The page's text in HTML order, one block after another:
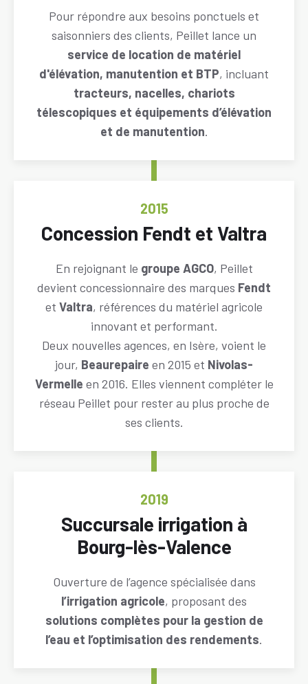
Descriptif
Pour répondre aux besoins ponctuels et
saisonniers des clients, Peillet lance un
service de location de matériel
d'élévation, manutention et BTP, incluant
tracteurs, nacelles, chariots
télescopiques et équipements d’élévation
et de manutention.
2015
Titre
Concession Fendt et Valtra
Descriptif
En rejoignant le groupe AGCO, Peillet
devient concessionnaire des marques Fendt
et Valtra, références du matériel agricole
innovant et performant.
Deux nouvelles agences, en Isère, voient le
jour, Beaurepaire en 2015 et Nivolas-
Vermelle en 2016. Elles viennent compléter le
réseau Peillet pour rester au plus proche de
ses clients.
2019
TitreSuccursale irrigation à
Bourg-lès-Valence
Descriptif
Ouverture de l’agence spécialisée dans
l’irrigation agricole, proposant des
solutions complètes pour la gestion de
l’eau et l’optimisation des rendements.